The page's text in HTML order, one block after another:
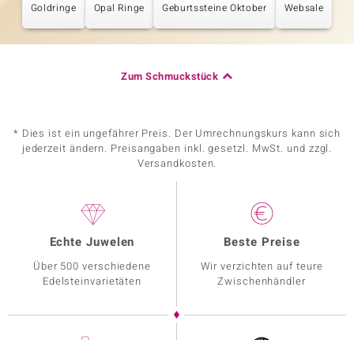
Goldringe Opal Ringe Geburtssteine Oktober Websale
Zum Schmuckstück
* Dies ist ein ungefährer Preis. Der Umrechnungskurs kann sich
jederzeit ändern. Preisangaben inkl. gesetzl. MwSt. und zzgl.
Versandkosten.
Echte Juwelen
Über 500 verschiedene
Edelsteinvarietäten
Beste Preise
Wir verzichten auf teure
Zwischenhändler